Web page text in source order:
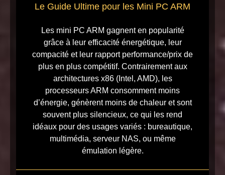
Le Guide Ultime pour les Mini PC ARM
Les mini PC ARM gagnent en popularité
grâce à leur efficacité énergétique, leur
compacité et leur rapport performance/prix de
plus en plus compétitif. Contrairement aux
architectures x86 (Intel, AMD), les
processeurs ARM consomment moins
d’énergie, génèrent moins de chaleur et sont
souvent plus silencieux, ce qui les rend
idéaux pour des usages variés : bureautique,
multimédia, serveur NAS, ou même
émulation légère.